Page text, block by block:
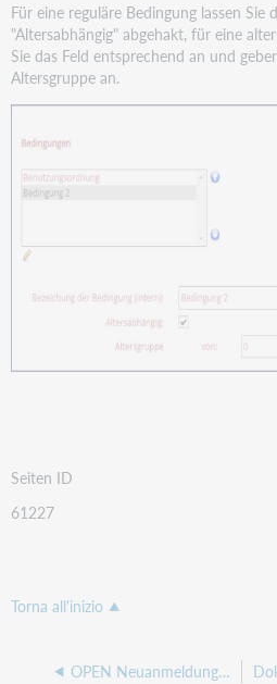
Für eine reguläre Bedingung lassen Sie
"Altersabhängig" abgehakt, für eine
Sie das Feld entsprechend an und
Altersgruppe an.
Seiten ID
61227
Torna all'inizio
OPEN Neuanmeldung: Vorläufige Ausweisnummern (ab V11.2)